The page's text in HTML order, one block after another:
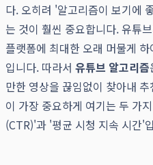
다. 오히려 '알고리즘이 보기에
는 것이 훨씬 중요합니다. 유튜
플랫폼에 최대한 오래 머물게
입니다. 따라서 유튜브 알고리즘
만한 영상을 끊임없이 찾아내
이 가장 중요하게 여기는 두 가
(CTR)'과 '평균 시청 지속 시간'